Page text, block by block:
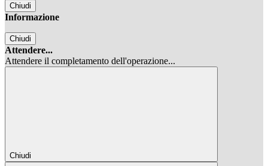
Chiudi
Informazione
Chiudi
Attendere...
Attendere il completamento dell'operazione...
Chiudi